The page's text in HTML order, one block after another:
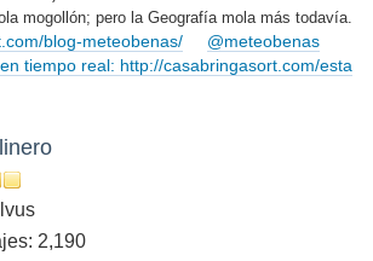
mogollón; pero la Geografía mola más todavía.
blog-meteobenas/
@meteobenas
tiempo real: http://casabringasort.com/esta
2,190